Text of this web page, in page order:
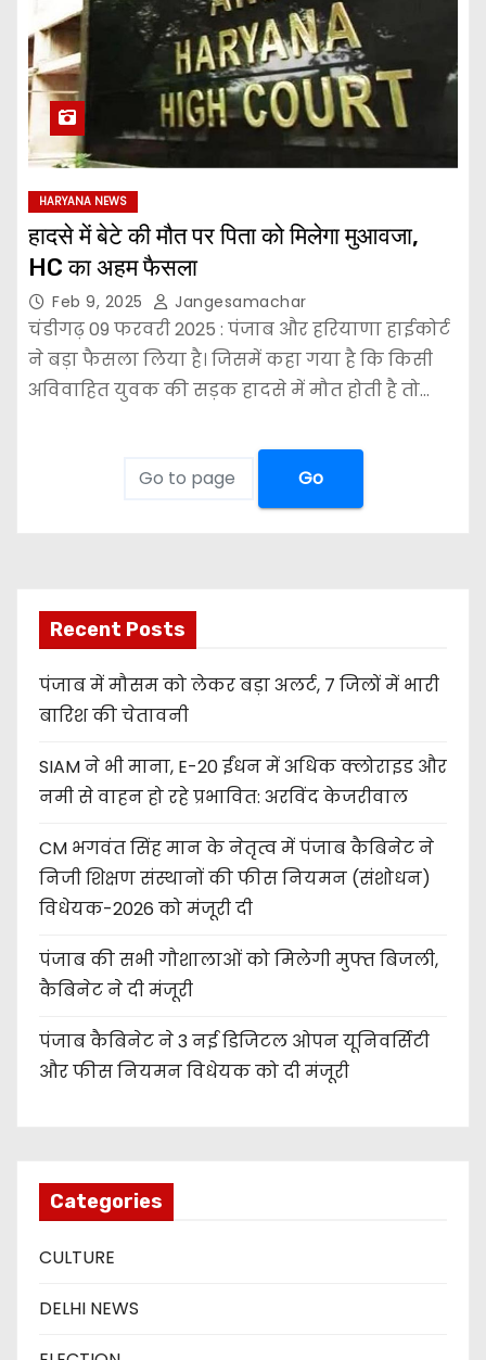
HARYANA NEWS
हादसे में बेटे की मौत पर पिता को मिलेगा मुआवजा,
HC का अहम फैसला
Feb 9, 2025 Jangesamachar
चंडीगढ़ 09 फरवरी 2025 : पंजाब और हरियाणा हाईकोर्ट
ने बड़ा फैसला लिया है। जिसमें कहा गया है कि किसी
अविवाहित युवक की सड़क हादसे में मौत होती है तो…
Go
Recent Posts
पंजाब में मौसम को लेकर बड़ा अलर्ट, 7 जिलों में भारी
बारिश की चेतावनी
SIAM ने भी माना, E-20 ईंधन में अधिक क्लोराइड और
नमी से वाहन हो रहे प्रभावित: अरविंद केजरीवाल
CM भगवंत सिंह मान के नेतृत्व में पंजाब कैबिनेट ने
निजी शिक्षण संस्थानों की फीस नियमन (संशोधन)
विधेयक-2026 को मंजूरी दी
पंजाब की सभी गौशालाओं को मिलेगी मुफ्त बिजली,
कैबिनेट ने दी मंजूरी
पंजाब कैबिनेट ने 3 नई डिजिटल ओपन यूनिवर्सिटी
और फीस नियमन विधेयक को दी मंजूरी
Categories
CULTURE
DELHI NEWS